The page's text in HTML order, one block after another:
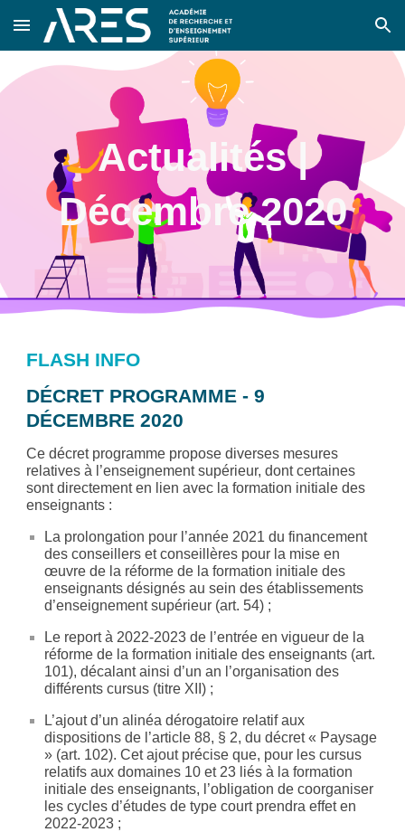
Skip to main content Skip to navigation
Actualités |
Décembre 2020
FLASH INFO
DÉCRET PROGRAMME - 9
DÉCEMBRE 2020
Ce décret programme propose diverses mesures
relatives à l’enseignement supérieur, dont certaines
sont directement en lien avec la formation initiale des
enseignants :
La prolongation pour l’année 2021 du financement
des conseillers et conseillères pour la mise en
œuvre de la réforme de la formation initiale des
enseignants désignés au sein des établissements
d’enseignement supérieur (art. 54) ;
Le report à 2022-2023 de l’entrée en vigueur de la
réforme de la formation initiale des enseignants (art.
101), décalant ainsi d’un an l’organisation des
différents cursus (titre XII) ;
L’ajout d’un alinéa dérogatoire relatif aux
dispositions de l’article 88, § 2, du décret « Paysage
» (art. 102). Cet ajout précise que, pour les cursus
relatifs aux domaines 10 et 23 liés à la formation
initiale des enseignants, l’obligation de coorganiser
les cycles d’études de type court prendra effet en
2022-2023 ;